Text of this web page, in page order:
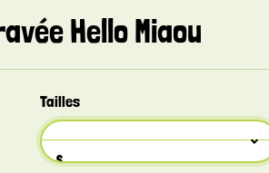
Hello Miaou
Tailles
S